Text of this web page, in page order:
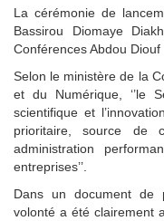
La cérémonie de
Bassirou Diomaye
Conférences Abdou Diouf
Selon le ministère de la
et du Numérique, ‘’le
scientifique et
prioritaire, source de
administration
entreprises’’.
Dans un document de
volonté a été clairement